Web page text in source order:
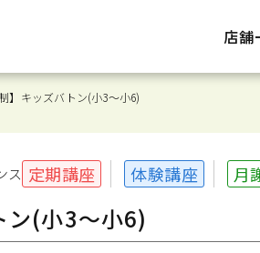
店舗
制】キッズバトン(小3～小6)
ス 定期講座 体験講座 月
ン(小3～小6)